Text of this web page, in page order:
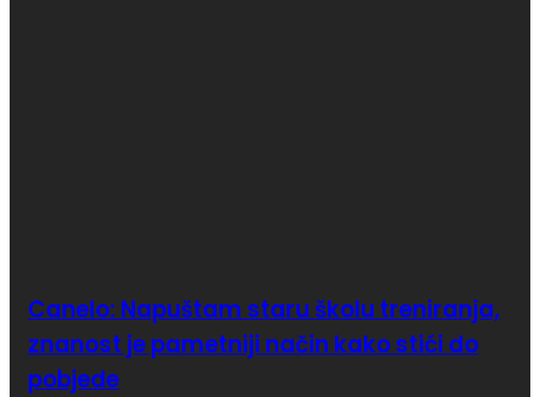
Canelo: Napuštam staru školu treniranja,
znanost je pametniji način kako stići do
pobjede